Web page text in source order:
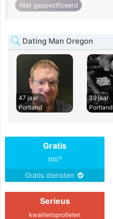
Niet gespecificeerd
Dating Man Oregon
47 jaar
Portland
39 jaar
Portland
Gratis
100%
Gratis diensten
Serieus
kwaliteitsprofielen